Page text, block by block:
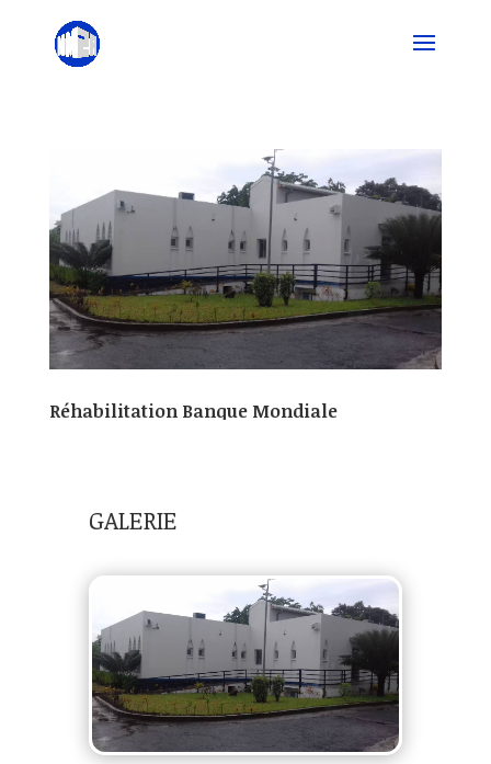
Réhabilitation Banque Mondiale
GALERIE